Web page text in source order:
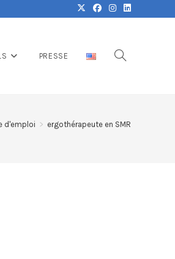
PRESSE
d'emploi > ergothérapeute en SMR